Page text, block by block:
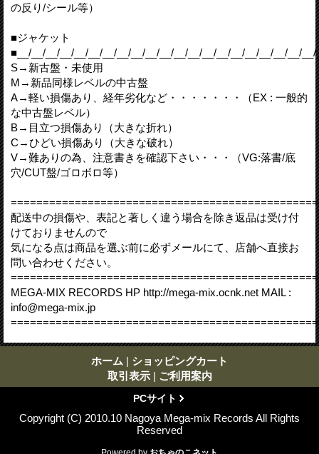
の反り/シール等）
■ジャケット
■__/__/__/__/__/__/__/__/__/__/__/__/__/__/__/__/__/__/__/__/__/
S→新古盤・未使用
M→新品同様レベルの中古盤
A→軽い損傷あり、経年劣化など・・・・・・・（EX : 一般的
な中古盤レベル）
B→目立つ損傷あり（大きな折れ）
C→ひどい損傷あり（大きな破れ）
V→難ありの為、注意書きを確認下さい・・・（VG:落書/底
穴/CUT盤/ゴロボロ等）
配送中の損傷や、表記と著しく違う場合を除き返品は受け付
けておりませんので
気になる点は商品を選ぶ前に必ずメールにて、店舗へ直接お
問い合わせください。
MEGA-MIX RECORDS HP http://mega-mix.ocnk.net MAIL :
info@mega-mix.jp
ホーム | ショッピングカート
取引表示 | ご利用案内
PCサイト
Copyright (C) 2010.10 Nagoya Mega-mix Records All Rights
Reserved